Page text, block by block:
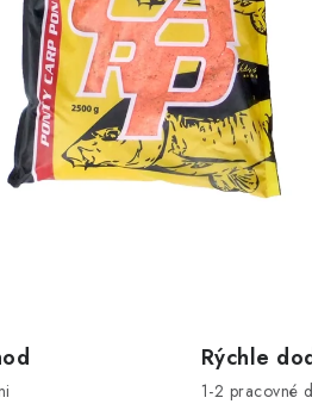
Rýchle
1-2 pracovné